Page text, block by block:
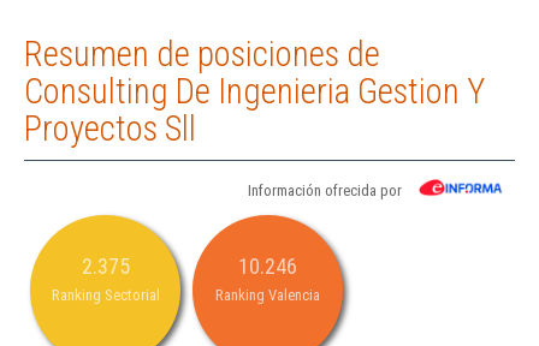
Resumen de posiciones de
Consulting De Ingenieria Gestion Y
Proyectos Sll
Información ofrecida por
2.375
Ranking Sectorial
10.246
Ranking Valencia